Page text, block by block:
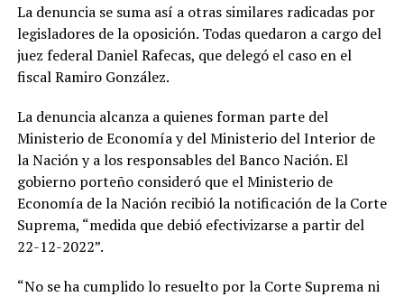
La denuncia se suma así a otras similares radicadas por
legisladores de la oposición. Todas quedaron a cargo del
juez federal Daniel Rafecas, que delegó el caso en el
fiscal Ramiro González.
La denuncia alcanza a quienes forman parte del
Ministerio de Economía y del Ministerio del Interior de
la Nación y a los responsables del Banco Nación. El
gobierno porteño consideró que el Ministerio de
Economía de la Nación recibió la notificación de la Corte
Suprema, “medida que debió efectivizarse a partir del
22-12-2022”.
“No se ha cumplido lo resuelto por la Corte Suprema ni